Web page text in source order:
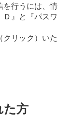
を行うには、情
Ｄ』と『パスワ
クリック）いた
た方